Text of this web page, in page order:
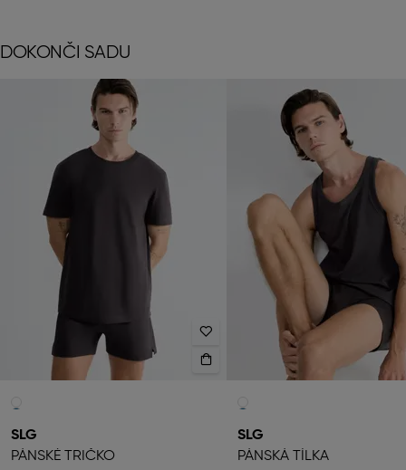
DOKONČI SADU
SLG
PÁNSKÉ TRIČKO
SLG
PÁNSKÁ TÍLKA